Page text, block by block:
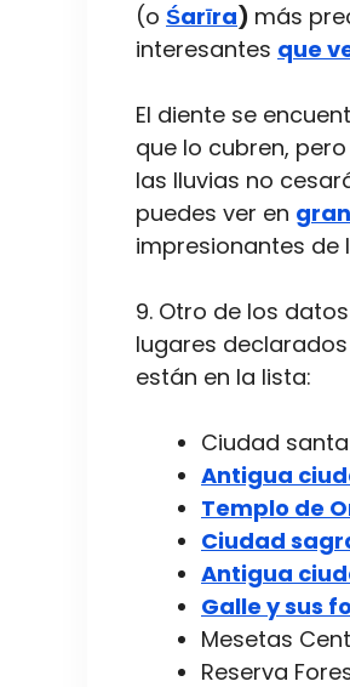
(o Śarīra) más
interesantes que
El diente se
que lo cubren,
las lluvias no
puedes ver en
impresionantes de
9. Otro de los
lugares declarados
están en la lista:
Ciudad
Antigua
Templo de
Ciudad
Antigua
Galle y sus
Mesetas
Reserva